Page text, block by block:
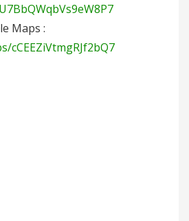
Maps :
cCEEZiVtmgRJf2bQ7